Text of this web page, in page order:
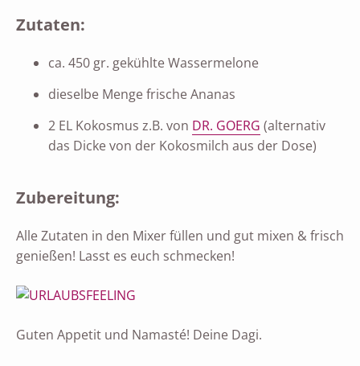
Zutaten:
ca. 450 gr. gekühlte Wassermelone
dieselbe Menge frische Ananas
2 EL Kokosmus z.B. von DR. GOERG (alternativ
das Dicke von der Kokosmilch aus der Dose)
Zubereitung:
Alle Zutaten in den Mixer füllen und gut mixen & frisch
genießen! Lasst es euch schmecken!
Guten Appetit und Namasté! Deine Dagi.